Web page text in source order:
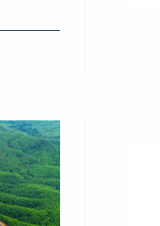
Otorita
Tata
Kelola
Pembangunan